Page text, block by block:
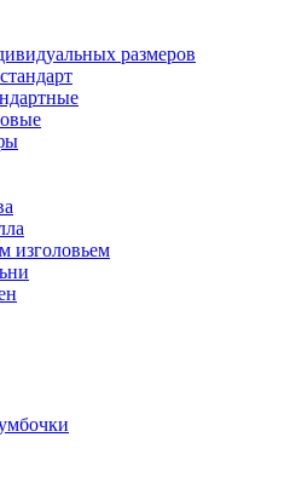
размеров
изголовьем